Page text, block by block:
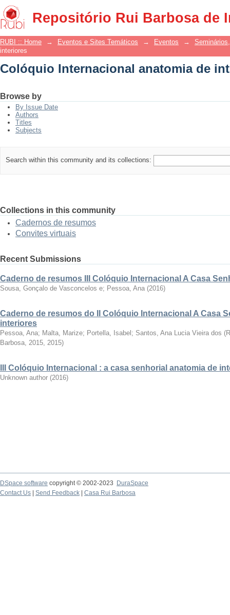
Repositório Rui Barbosa de
Colóquio Internacional anatomia de
RUBI :: Home → Eventos e Sites Temáticos → Eventos →
interiores
Colóquio Internacional anatomia de
Browse by
By Issue Date
Authors
Titles
Subjects
Search within this community and its collections:
Collections in this community
Cadernos de resumos
Convites virtuais
Recent Submissions
Caderno de resumos III Colóquio Internacional A Casa
Sousa, Gonçalo de Vasconcelos e; Pessoa, Ana (2016)
Caderno de resumos do II Colóquio Internacional A Casa
interiores
Pessoa, Ana; Malta, Marize; Portella, Isabel; Santos, Ana Lucia Vieira dos (
Barbosa, 2015, 2015)
III Colóquio Internacional : a casa senhorial anatomia de
Unknown author (2016)
DSpace software copyright © 2002-2023
DuraSpace
Contact Us
Send Feedback Casa Rui Barbosa